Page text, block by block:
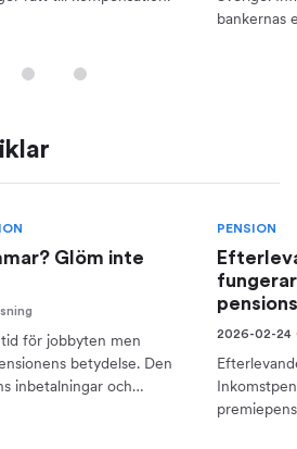
bankernas
Glöm inte
för jobbyten men
betydelse. Den
inbetalningar och
PENSION
2026-02-24